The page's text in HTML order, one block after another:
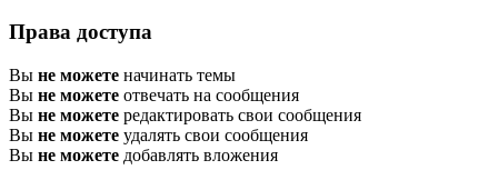
Права доступа
Вы не можете начинать темы
Вы не можете отвечать на сообщения
Вы не можете редактировать свои сообщения
Вы не можете удалять свои сообщения
Вы не можете добавлять вложения